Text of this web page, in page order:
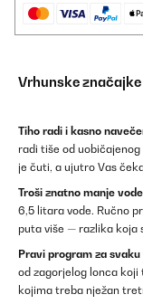
Vrhunske značajke
Tiho radi i kasno
radi tiše od
je čuti, a ujutro Vas
Troši znatno manje
6,5 litara vode. Ručno
puta više — razlika koja
Pravi program za
od zagorjelog lonca
kojima treba nježan